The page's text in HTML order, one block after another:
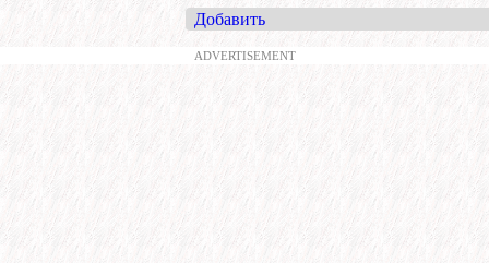
Добавить
ADVERTISEMENT